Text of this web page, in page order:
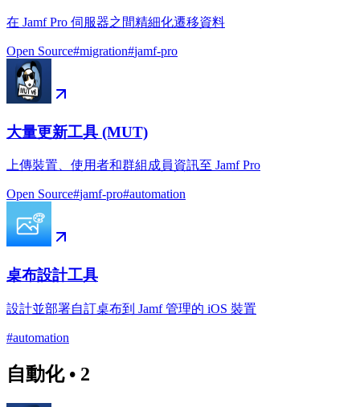
在 Jamf Pro 伺服器之間精細化遷移資料
Open Source#migration#jamf-pro
大量更新工具 (MUT)
上傳裝置、使用者和群組成員資訊至 Jamf Pro
Open Source#jamf-pro#automation
桌布設計工具
設計並部署自訂桌布到 Jamf 管理的 iOS 裝置
#automation
自動化• 2